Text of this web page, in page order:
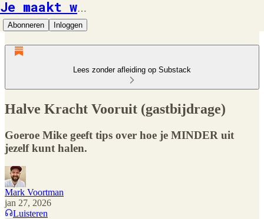
Je maakt wat mee
Abonneren Inloggen
Lees zonder afleiding op Substack
Halve Kracht Vooruit (gastbijdrage)
Goeroe Mike geeft tips over hoe je MINDER uit
jezelf kunt halen.
Mark Voortman
jan 27, 2026
Luisteren